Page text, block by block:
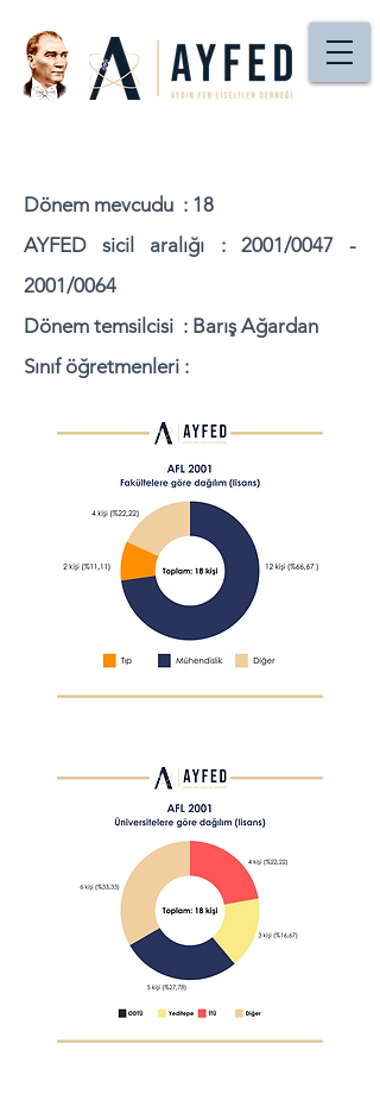
Dönem mevcudu : 18
AYFED sicil aralığı : 2001/0047 -
2001/0064
Dönem temsilcisi : Barış Ağardan
Sınıf öğretmenleri :